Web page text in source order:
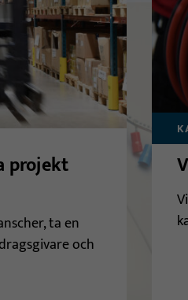
projekt
ta en
och